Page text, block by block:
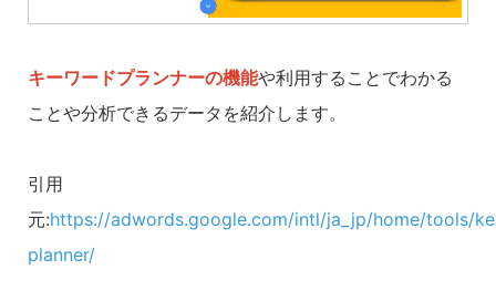
キーワードプランナーの機能や利用することでわかる
ことや分析できるデータを紹介します。
引用
元:https://adwords.google.com/intl/ja_jp/home/tools/
planner/